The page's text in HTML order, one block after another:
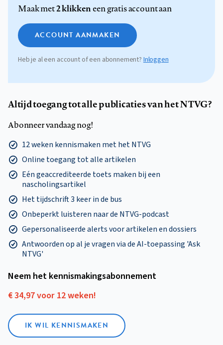
Maak met2 klikkeneen gratis account aan
ACCOUNT AANMAKEN
Heb je al een account of een abonnement? Inloggen
Altijd toegang tot alle publicaties van het NTVG?
Abonneer vandaag nog!
12 weken kennismaken met het NTVG
Online toegang tot alle artikelen
Eén geaccrediteerde toets maken bij een
nascholingsartikel
Het tijdschrift 3 keer in de bus
Onbeperkt luisteren naar de NTVG-podcast
Gepersonaliseerde alerts voor artikelen en dossiers
Antwoorden op al je vragen via de AI-toepassing 'Ask
NTVG'
Neem het kennismakings­abonnement
€ 34,97 voor 12 weken!
IK WIL KENNISMAKEN